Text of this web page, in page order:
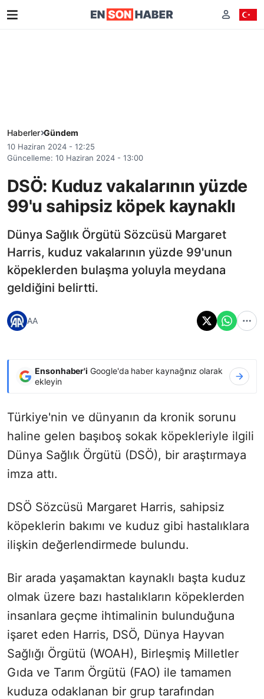
Haberler Gündem
10 Haziran 2024 - 12:25
Güncelleme: 10 Haziran 2024 - 13:00
DSÖ: Kuduz vakalarının yüzde
99'u sahipsiz köpek kaynaklı
Dünya Sağlık Örgütü Sözcüsü Margaret
Harris, kuduz vakalarının yüzde 99'unun
köpeklerden bulaşma yoluyla meydana
geldiğini belirtti.
AA
Ensonhaber'i Google'da haber kaynağınız olarak
ekleyin
Türkiye'nin ve dünyanın da kronik sorunu
haline gelen başıboş sokak köpekleriyle ilgili
Dünya Sağlık Örgütü (DSÖ), bir araştırmaya
imza attı.
DSÖ Sözcüsü Margaret Harris, sahipsiz
köpeklerin bakımı ve kuduz gibi hastalıklara
ilişkin değerlendirmede bulundu.
Bir arada yaşamaktan kaynaklı başta kuduz
olmak üzere bazı hastalıkların köpeklerden
insanlara geçme ihtimalinin bulunduğuna
işaret eden Harris, DSÖ, Dünya Hayvan
Sağlığı Örgütü (WOAH), Birleşmiş Milletler
Gıda ve Tarım Örgütü (FAO) ile tamamen
kuduza odaklanan bir grup tarafından